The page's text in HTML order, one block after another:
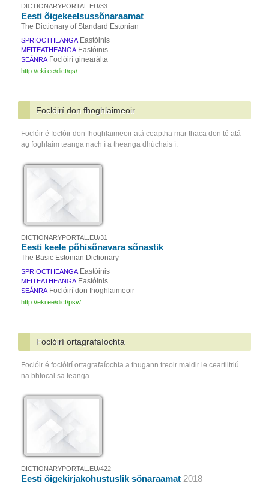
DICTIONARYPORTAL.EU/33
Eesti õigekeelsussõnaraamat
The Dictionary of Standard Estonian
SPRIOCTHEANGA Eastóinis
MEITEATHEANGA Eastóinis
SEÁNRA Foclóirí ginearálta
http://eki.ee/dict/qs/
Foclóirí don fhoghlaimeoir
Foclóir é foclóir don fhoghlaimeoir atá ceaptha mar thaca don té atá
ag foghlaim teanga nach í a theanga dhúchais í.
DICTIONARYPORTAL.EU/31
Eesti keele põhisõnavara sõnastik
The Basic Estonian Dictionary
SPRIOCTHEANGA Eastóinis
MEITEATHEANGA Eastóinis
SEÁNRA Foclóirí don fhoghlaimeoir
http://eki.ee/dict/psv/
Foclóirí ortagrafaíochta
Foclóir é foclóirí ortagrafaíochta a thugann treoir maidir le ceartlitriú
na bhfocal sa teanga.
DICTIONARYPORTAL.EU/422
Eesti õigekirjakohustuslik sõnaraamat 2018